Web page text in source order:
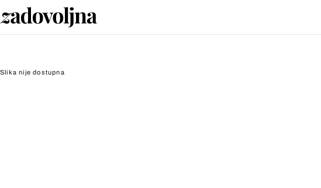
Slika nije dostupna